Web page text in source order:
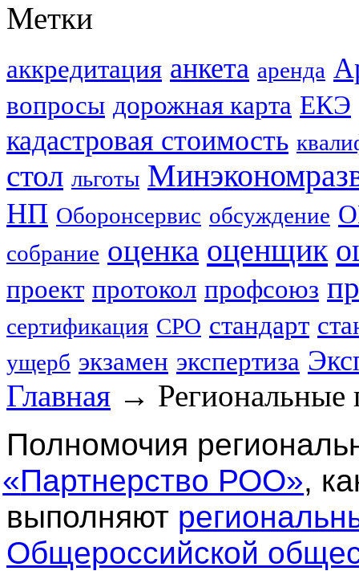
Метки
аккредитация анкета аренда
вопросы дорожная карта ЕКЭ
кадастровая стоимость
стол льготы
НП Оборонсервис обсуждение
собрание оценка оценщик
проект протокол профсоюз
сертификация СРО стандарт
ущерб экзамен экспертиза
Главная → Региональные
Полномочия
«Партнерство РОО»,
выполняют
Общероссийской